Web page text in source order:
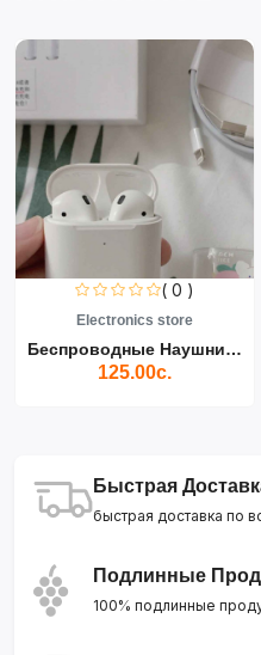
( 0 )
Electronics store
Беспроводные Наушники Air...
125.00с.
Быстрая
быстрая доставка по
Подлинные
100% подлинные